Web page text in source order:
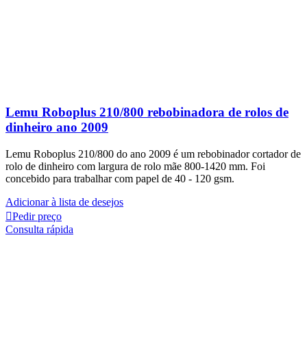
Lemu Roboplus 210/800 rebobinadora de rolos de
dinheiro ano 2009
Lemu Roboplus 210/800 do ano 2009 é um rebobinador cortador de
rolo de dinheiro com largura de rolo mãe 800-1420 mm. Foi
concebido para trabalhar com papel de 40 - 120 gsm.
Adicionar à lista de desejos
Pedir preço
Consulta rápida